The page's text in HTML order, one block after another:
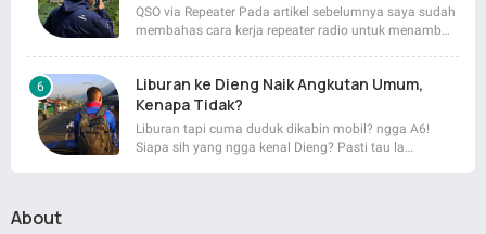
QSO via Repeater Pada artikel sebelumnya saya sudah
membahas cara kerja repeater radio untuk menamb…
Liburan ke Dieng Naik Angkutan Umum,
Kenapa Tidak?
Liburan tapi cuma duduk dikabin mobil? ngga A6!
Siapa sih yang ngga kenal Dieng? Pasti tau la…
About